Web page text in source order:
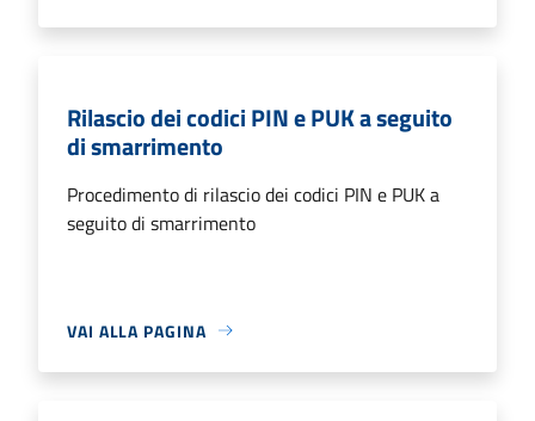
Rilascio dei codici PIN e PUK a seguito
di smarrimento
Procedimento di rilascio dei codici PIN e PUK a
seguito di smarrimento
VAI ALLA PAGINA